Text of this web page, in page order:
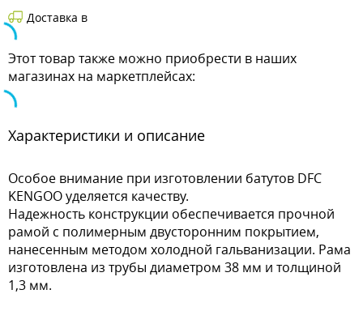
Доставка в
Этот товар также можно приобрести в наших
магазинах на маркетплейсах:
Характеристики и описание
Особое внимание при изготовлении батутов DFC
KENGOO уделяется качеству.
Надежность конструкции обеспечивается прочной
рамой с полимерным двусторонним покрытием,
нанесенным методом холодной гальванизации. Рама
изготовлена из трубы диаметром 38 мм и толщиной
1,3 мм.